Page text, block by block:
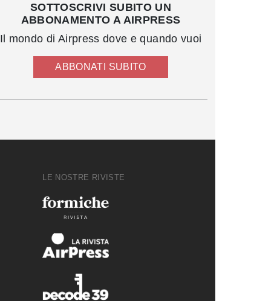
SOTTOSCRIVI SUBITO UN
ABBONAMENTO A AIRPRESS
Il mondo di Airpress dove e quando vuoi
ABBONATI SUBITO
LE NOSTRE RIVISTE